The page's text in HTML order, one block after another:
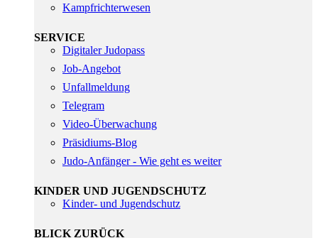
Kampfrichterwesen
SERVICE
Digitaler Judopass
Job-Angebot
Unfallmeldung
Telegram
Video-Überwachung
Präsidiums-Blog
Judo-Anfänger - Wie geht es weiter
KINDER UND JUGENDSCHUTZ
Kinder- und Jugendschutz
BLICK ZURÜCK